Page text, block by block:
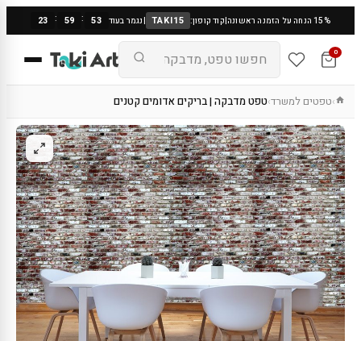
15% הנחה על הזמנה ראשונה |קוד קופון: TAKI15
|נגמר בעוד 23 : 59 : 53
0
›טפטים למשרד›טפט מדבקה | בריקים אדומים קטנים